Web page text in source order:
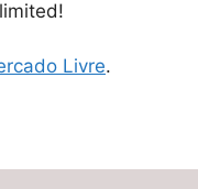
Livre.